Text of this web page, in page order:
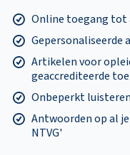
Online toegang
Gepersonaliseerde
Artikelen voor
geaccrediteerde
Onbeperkt
Antwoorden op al
NTVG'